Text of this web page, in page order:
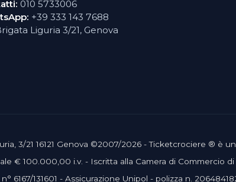
010 5733006
+39 333 143 7688
Liguria 3/21, Genova
3/21 16121 Genova ©2007/2026 - Ticketcrociere ® è
€ 100.000,00 i.v. - Iscritta alla Camera di Commercio
6167/131601 - Assicurazione Unipol - polizza n.